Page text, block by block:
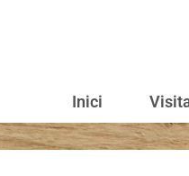
Inici